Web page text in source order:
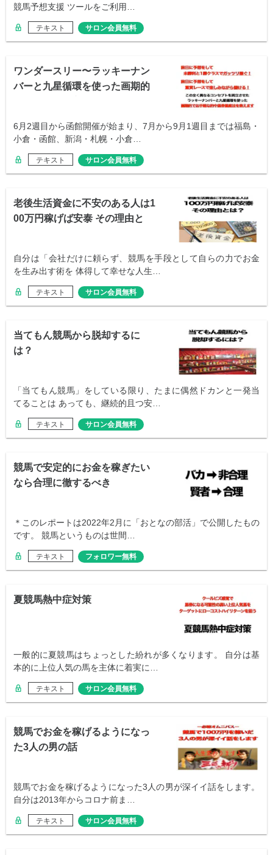
競馬予想支援 ツールをご利用…
テキスト サロン会員無料
ワンダースリー〜ラッキーナン
バーと九星循環を使った画期的
6月2週目から函館開催が始まり、7月から9月1週目までは福島・
小倉・函館、新潟・札幌・小倉…
テキスト サロン会員無料
老後生活資金に不安のある人は1
00万円稼げば安泰 その理由と
自分は「会社だけに頼らず、競馬を手段として自らの力でお金
を生み出す術を 体得して幸せな人生…
テキスト サロン会員無料
当てもん競馬から脱却するに
は？
「当てもん競馬」をしている限り、たまに偶然ドカンと一発当
てることは あっても、継続的且つ安…
テキスト サロン会員無料
競馬で安定的にお金を稼ぎたい
なら合理に徹するべき
＊このレポートは2022年2月に「おとなの部活」で公開したもの
です。 競馬というものは世間…
テキスト フォロワー無料
夏競馬熱中症対策
一般的に夏競馬はちょっとした紛れが多くなります。 自分は基
本的に上位人気の馬を主体に着実に…
テキスト サロン会員無料
競馬でお金を稼げるようになっ
た3人の男の話
競馬でお金を稼げるようになった3人の男が深イイ話をします。
自分は2013年からコロナ前ま…
テキスト サロン会員無料